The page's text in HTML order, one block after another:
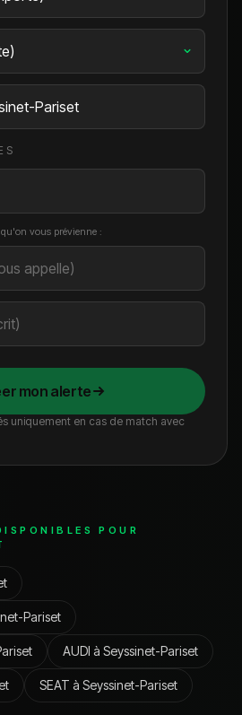
vous prévienne :
mon alerte
uniquement en cas de match avec
POUR
Pariset
AUDI à Seyssinet-Pariset
SEAT à Seyssinet-Pariset